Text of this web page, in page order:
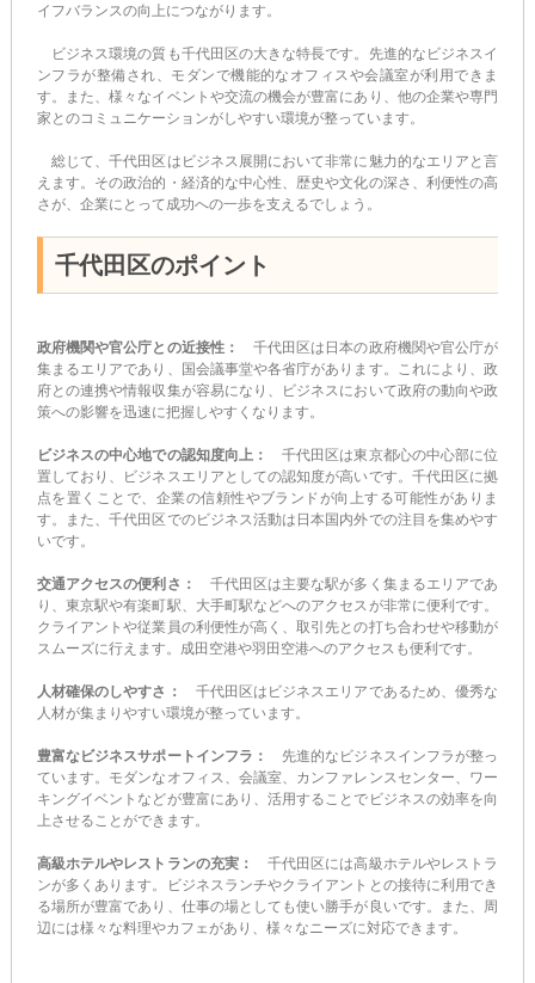
イフバランスの向上につながります。
ビジネス環境の質も千代田区の大きな特長です。先進的なビジネスイ
ンフラが整備され、モダンで機能的なオフィスや会議室が利用できま
す。また、様々なイベントや交流の機会が豊富にあり、他の企業や専門
家とのコミュニケーションがしやすい環境が整っています。
総じて、千代田区はビジネス展開において非常に魅力的なエリアと言
えます。その政治的・経済的な中心性、歴史や文化の深さ、利便性の高
さが、企業にとって成功への一歩を支えるでしょう。
千代田区のポイント
政府機関や官公庁との近接性： 千代田区は日本の政府機関や官公庁が
集まるエリアであり、国会議事堂や各省庁があります。これにより、政
府との連携や情報収集が容易になり、ビジネスにおいて政府の動向や政
策への影響を迅速に把握しやすくなります。
ビジネスの中心地での認知度向上：千代田区は東京都心の中心部に位
置しており、ビジネスエリアとしての認知度が高いです。千代田区に拠
点を置くことで、企業の信頼性やブランドが向上する可能性がありま
す。また、千代田区でのビジネス活動は日本国内外での注目を集めやす
いです。
交通アクセスの便利さ： 千代田区は主要な駅が多く集まるエリアであ
り、東京駅や有楽町駅、大手町駅などへのアクセスが非常に便利です。
クライアントや従業員の利便性が高く、取引先との打ち合わせや移動が
スムーズに行えます。成田空港や羽田空港へのアクセスも便利です。
人材確保のしやすさ： 千代田区はビジネスエリアであるため、優秀な
人材が集まりやすい環境が整っています。
豊富なビジネスサポートインフラ： 先進的なビジネスインフラが整っ
ています。モダンなオフィス、会議室、カンファレンスセンター、ワー
キングイベントなどが豊富にあり、活用することでビジネスの効率を向
上させることができます。
高級ホテルやレストランの充実：千代田区には高級ホテルやレストラ
ンが多くあります。ビジネスランチやクライアントとの接待に利用でき
る場所が豊富であり、仕事の場としても使い勝手が良いです。また、周
辺には様々な料理やカフェがあり、様々なニーズに対応できます。